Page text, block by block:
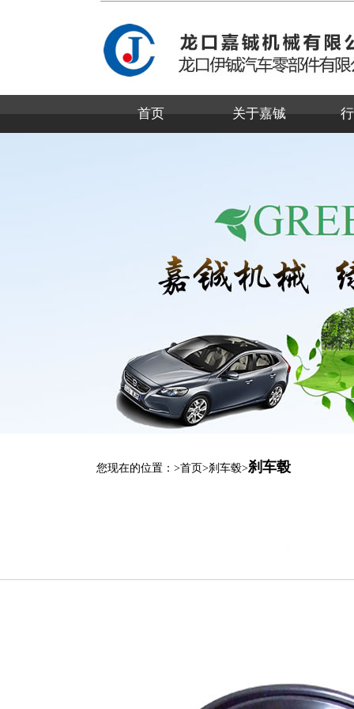
首页 关于嘉铖
您现在的位置：>首页>刹车毂>刹车毂